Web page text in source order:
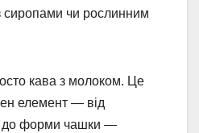
сиропами чи рослинним
кава з молоком. Це
елемент — від
до форми чашки —